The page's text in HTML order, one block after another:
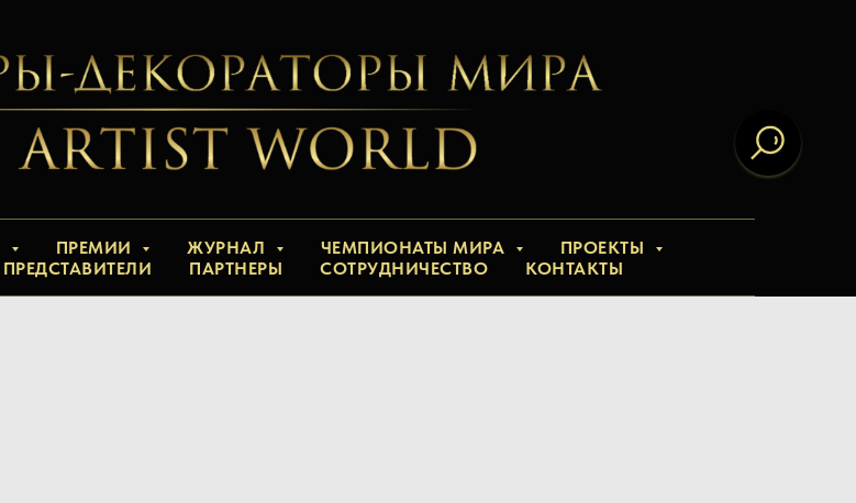
ПРЕМИИ ЖУРНАЛ ЧЕМПИОНАТЫ МИРА
ПРОЕКТЫ
ПРЕДСТАВИТЕЛИ ПАРТНЕРЫ СОТРУДНИЧЕСТВО КОНТАКТЫ